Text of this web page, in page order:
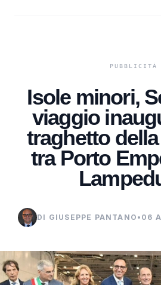
Isole minori,
viaggio
traghetto
tra Porto
DI GIUSEPPE PANTANO • 06